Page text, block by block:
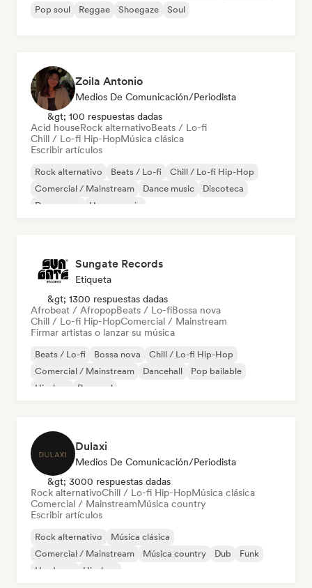
Pop soul
Reggae Shoegaze Soul
Zoila Antonio
Medios De Comunicación/Periodista
&gt; 100 respuestas dadas
Acid houseRock alternativoBeats / Lo-fi
Chill / Lo-fi Hip-HopMúsica clásica
Escribir artículos
Rock alternativo Beats / Lo-fi
Chill / Lo-fi Hip-Hop
Comercial / Mainstream
Dance music
Discoteca
Dream pop
House music
Sungate Records
Etiqueta
&gt; 1300 respuestas dadas
Afrobeat / AfropopBeats / Lo-fiBossa nova
Chill / Lo-fi Hip-HopComercial / Mainstream
Firmar artistas o lanzar su música
Beats / Lo-fi Bossa nova
Chill / Lo-fi Hip-Hop
Comercial / Mainstream
Dancehall
Pop bailable
Hip-hop
Pop soul
Dulaxi
Medios De Comunicación/Periodista
&gt; 3000 respuestas dadas
Rock alternativoChill / Lo-fi Hip-HopMúsica clásica
Comercial / MainstreamMúsica country
Escribir artículos
Rock alternativo
Música clásica
Comercial / Mainstream
Música country Dub
Funk
Hardcore
Hip-hop